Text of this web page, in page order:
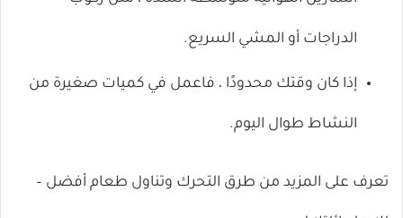
الدراجات أو المشي السريع.
إذا كان وقتك محدودًا ، فاعمل في كميات صغيرة من
النشاط طوال اليوم.
تعرف على المزيد من طرق التحرك وتناول طعام أفضل –